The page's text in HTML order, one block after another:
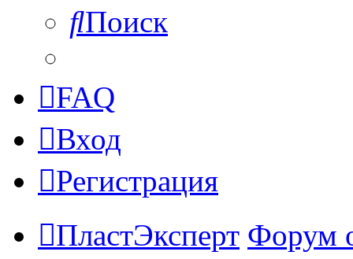
Поиск
FAQ
Вход
Регистрация
ПластЭксперт Форум